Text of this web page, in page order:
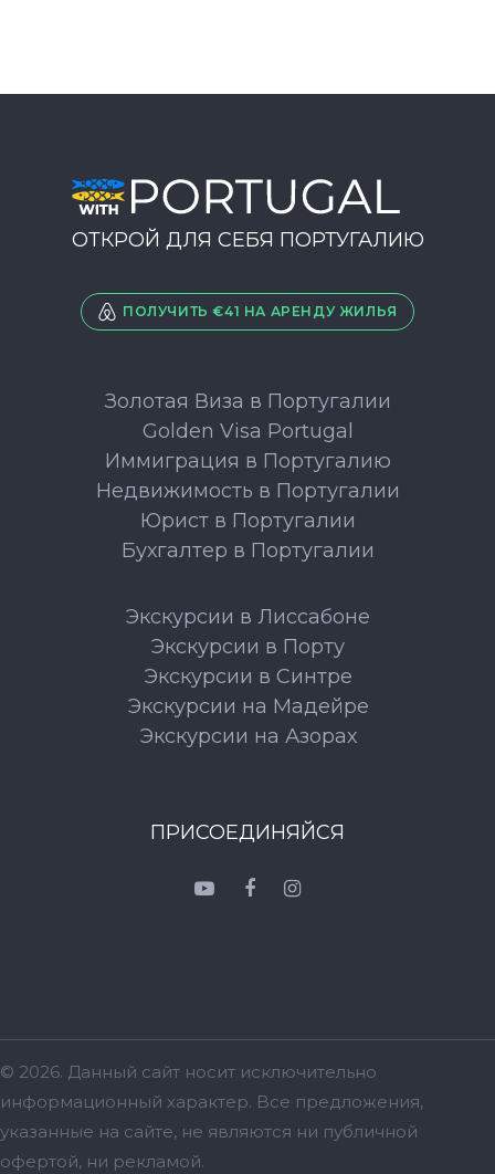
ОТКРОЙ ДЛЯ СЕБЯ ПОРТУГАЛИЮ
ПОЛУЧИТЬ €41 НА АРЕНДУ ЖИЛЬЯ
Золотая Виза в Португалии
Golden Visa Portugal
Иммиграция в Португалию
Недвижимость в Португалии
Юрист в Португалии
Бухгалтер в Португалии
Экскурсии в Лиссабоне
Экскурсии в Порту
Экскурсии в Синтре
Экскурсии на Мадейре
Экскурсии на Азорах
ПРИСОЕДИНЯЙСЯ
© 2026. Данный сайт носит исключительно
информационный характер. Bсе предложения,
указанные на сайте, не являются ни публичной
офертой, ни рекламой.